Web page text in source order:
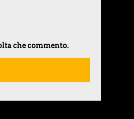
che commento.